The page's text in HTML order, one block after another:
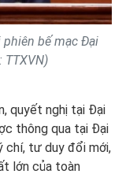
phiên bế mạc Đại
TTXVN)
quyết nghị tại Đại
thông qua tại Đại
chí, tư duy đổi mới,
lớn của toàn